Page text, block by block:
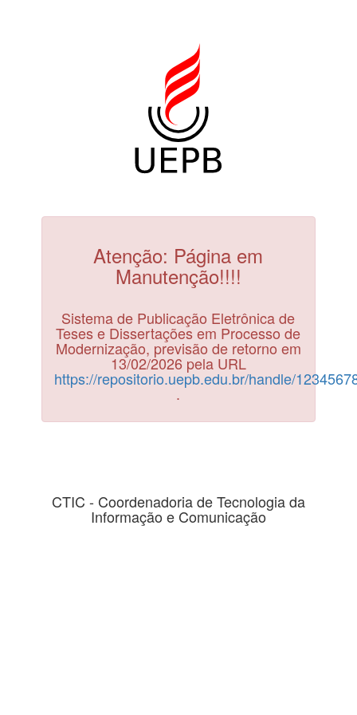
Atenção: Página em
Manutenção!!!!
Sistema de Publicação Eletrônica de
Teses e Dissertações em Processo de
Modernização, previsão de retorno em
13/02/2026 pela URL
https://repositorio.uepb.edu.br/handle/
.
CTIC - Coordenadoria de Tecnologia da
Informação e Comunicação